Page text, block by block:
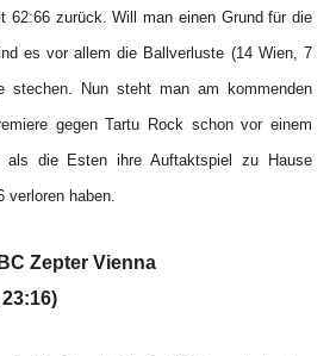
62:66 zurück. Will man einen Grund für die
es vor allem die Ballverluste (14 Wien, 7
stechen. Nun steht man am kommenden
gegen Tartu Rock schon vor einem
als die Esten ihre Auftaktspiel zu Hause
verloren haben.
Zepter Vienna